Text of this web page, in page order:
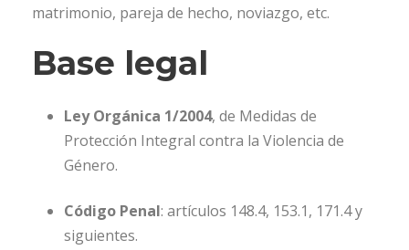
matrimonio, pareja de hecho, noviazgo, etc.
Base legal
Ley Orgánica 1/2004, de Medidas de
Protección Integral contra la Violencia de
Género.
Código Penal: artículos 148.4, 153.1, 171.4 y
siguientes.